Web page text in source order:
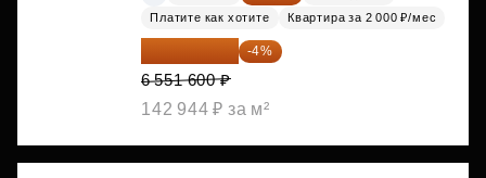
Платите как хотите
Квартира за 2 000 ₽/мес
-4%
6 551 600 ₽
142 944 ₽ за м²